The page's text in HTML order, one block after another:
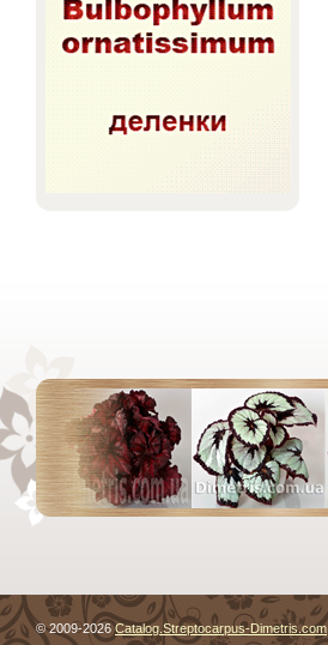
© 2009-2026Catalog.Streptocarpus-Dimetris.com